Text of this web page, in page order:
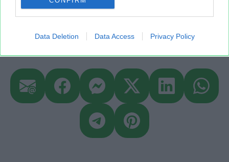
Data Deletion Data Access Privacy Policy
claude
Partager le fichier